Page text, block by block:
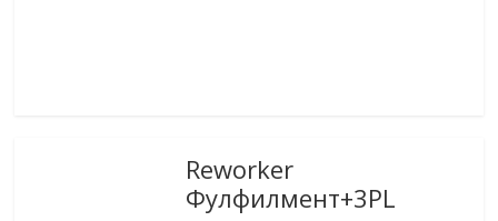
Reworker
Фулфилмент+3PL